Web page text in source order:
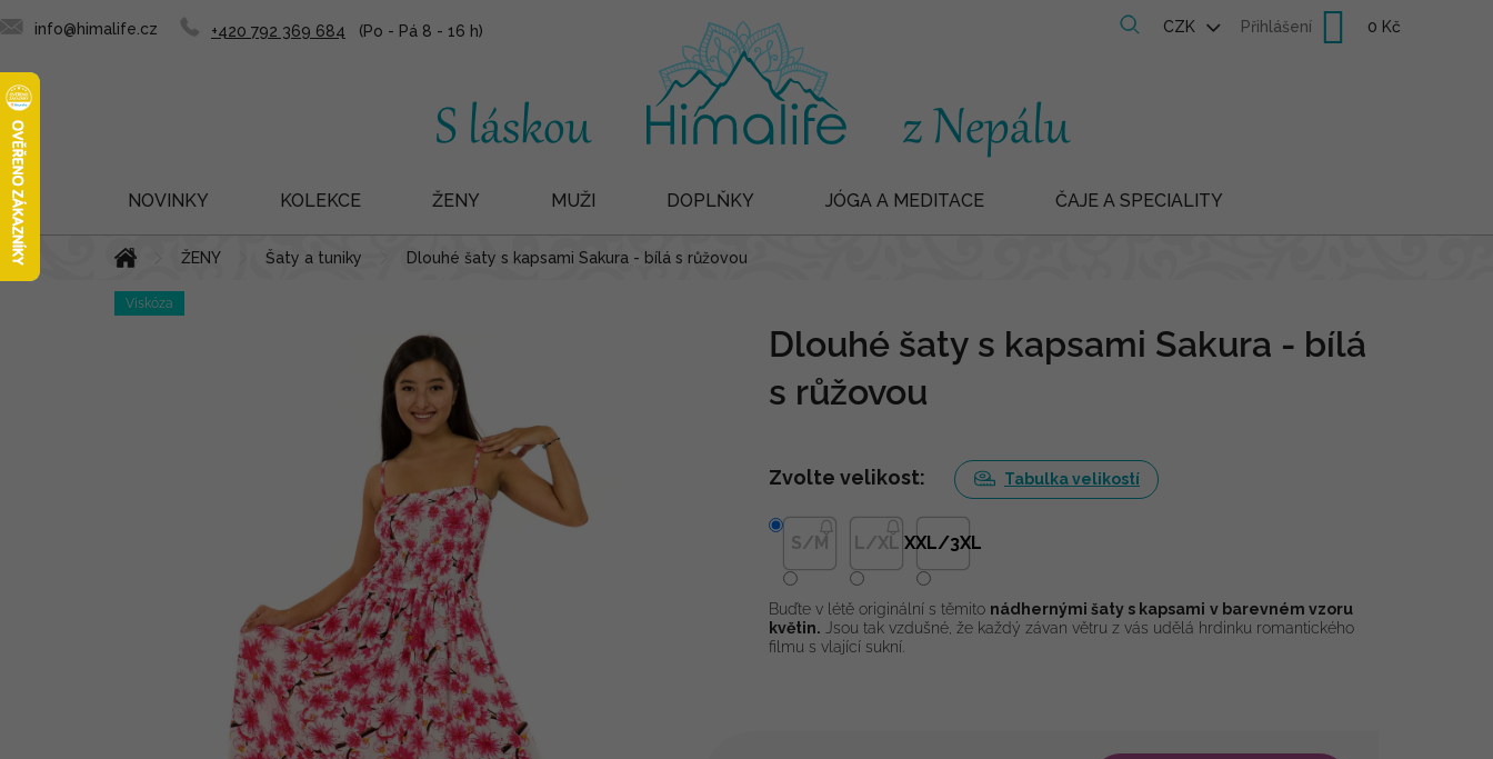
Přejít
na
obsah
+420 792 369 684
info@himalife.cz CZK Přihlášení
Nákupní
NOVINKY KOLEKCE ŽENY MUŽI DOPLŇKY JÓGA A MEDITACE ČAJE A SPECIALITY
Domů ŽENY Šaty a tuniky Dlouhé šaty s kapsami Sakura - bílá s růžovou
Viskóza
Dlouhé šaty s kapsami Sakura - bílá
s růžovou
Zvolte velikost: Tabulka velikostí
S/M L/XL XXL/3XL
Buďte v létě originální s těmito nádhernými šaty s kapsami v barevném vzoru
květin. Jsou tak vzdušné, že každý závan větru z vás udělá hrdinku romantického
filmu s vlající sukní.